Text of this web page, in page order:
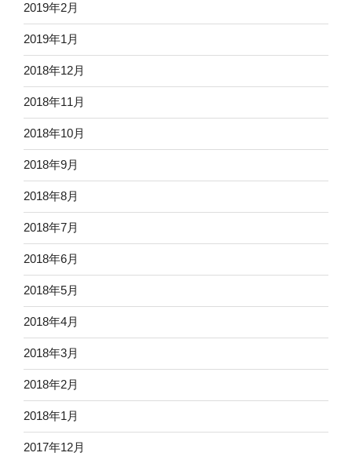
2019年2月
2019年1月
2018年12月
2018年11月
2018年10月
2018年9月
2018年8月
2018年7月
2018年6月
2018年5月
2018年4月
2018年3月
2018年2月
2018年1月
2017年12月